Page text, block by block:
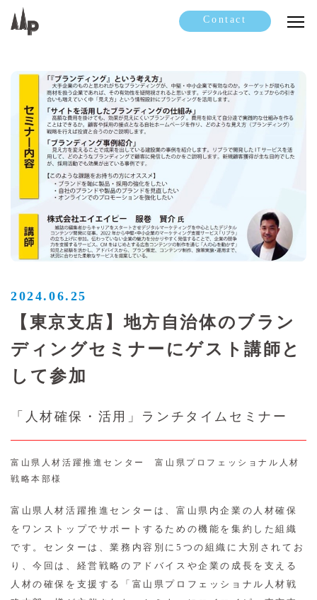
Contact
2024.06.25
【東京支店】地方自治体のブラン
ディングセミナーにゲスト講師と
して参加
「人材確保・活用」ランチタイムセミナー
富山県人材活躍推進センター 富山県プロフェッショナル人材
戦略本部様
富山県人材活躍推進センターは、富山県内企業の人材確保
をワンストップでサポートするための機能を集約した組織
です。センターは、業務内容別に5つの組織に大別されてお
り、今回は、経営戦略のアドバイスや企業の成長を支える
人材の確保を支援する「富山県プロフェッショナル人材戦